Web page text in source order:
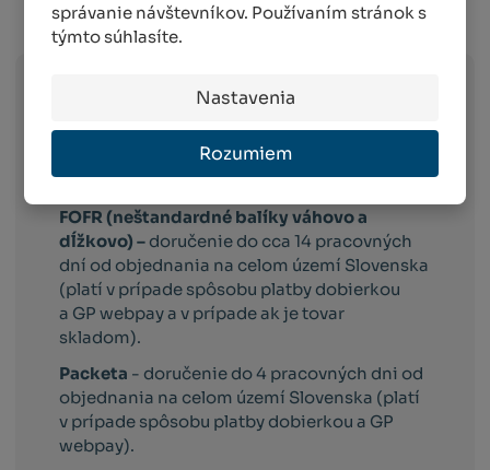
správanie návštevníkov. Používaním stránok s
týmto súhlasíte.
Nastavenia
Rozumiem
Info o preprave:
Slovak Parcel Service –doručenie do 3
pracovných dni od objednania na celom
území Slovenska (platí v prípade spôsobu
platby dobierkou a GP webpay).
FOFR (neštandardné balíky váhovo a
dĺžkovo) – doručenie do cca 14 pracovných
dní od objednania na celom území Slovenska
(platí v prípade spôsobu platby dobierkou
a GP webpay a v prípade ak je tovar
skladom).
Packeta - doručenie do 4 pracovných dni od
objednania na celom území Slovenska (platí
v prípade spôsobu platby dobierkou a GP
webpay).